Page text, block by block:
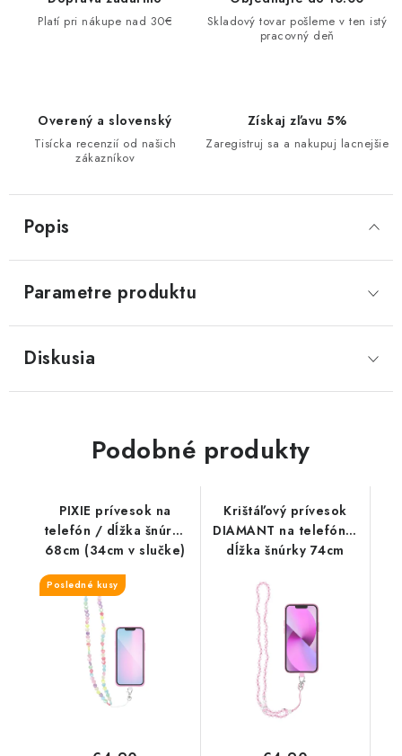
Platí pri nákupe nad 30€
Skladový tovar pošleme v ten istý
pracovný deň
Overený a slovenský
Tisícka recenzií od našich
zákazníkov
Získaj zľavu 5%
Zaregistruj sa a nakupuj lacnejšie
Popis
Parametre produktu
Diskusia
Podobné produkty
PIXIE prívesok na
telefón / dĺžka šnúrky
68cm (34cm v slučke)
/ na krk - srdiečka
Posledné kusy
Krištáľový prívesok
DIAMANT na telefón /
dĺžka šnúrky 74cm
- svetloružová